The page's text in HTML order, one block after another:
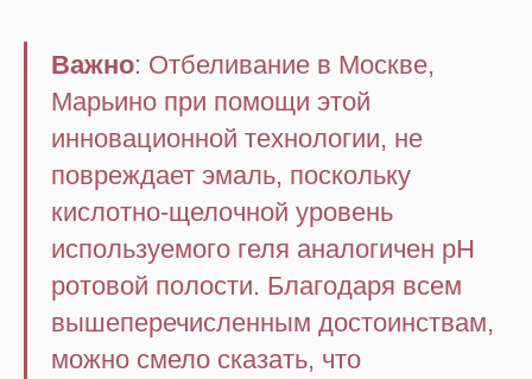
Важно: Отбеливание в Москве,
Марьино при помощи этой
инновационной технологии, не
повреждает эмаль, поскольку
кислотно-щелочной уровень
используемого геля аналогичен pH
ротовой полости. Благодаря всем
вышеперечисленным достоинствам,
можно смело сказать, что